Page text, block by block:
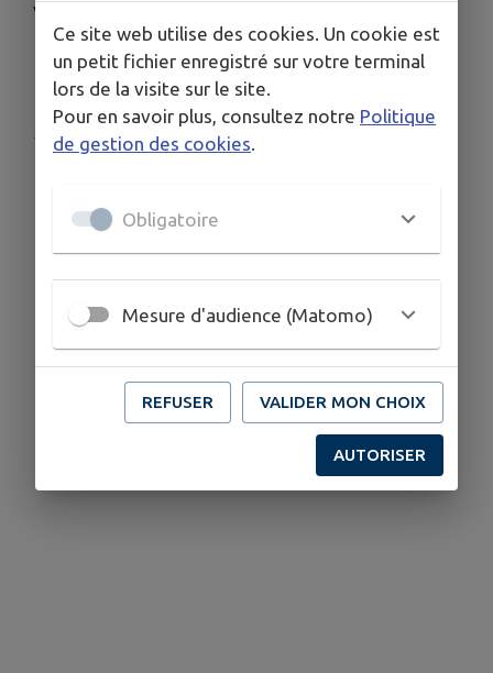
Vous trouverez en pièce-jointe l'arrêté.
Télécharger la pièce jointe
Publié par Mairie
Ce site web utilise des cookies. Un cookie est
un petit fichier enregistré sur votre terminal
lors de la visite sur le site.
Pour en savoir plus, consultez notre Politique
de gestion des cookies.
Obligatoire
Mesure d'audience (Matomo)
REFUSER VALIDER MON CHOIX
AUTORISER